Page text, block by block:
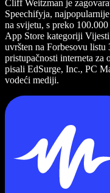
Cliff Weitzman je
Speechifyja,
na svijetu, s preko
App Store kategoriji
uvršten na Forbesovu listu
pristupačnosti interneta za
pisali EdSurge, Inc., PC
vodeći mediji.